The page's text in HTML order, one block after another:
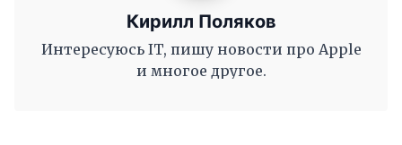
Кирилл Поляков
Интересуюсь IT, пишу новости про Apple
и многое другое.